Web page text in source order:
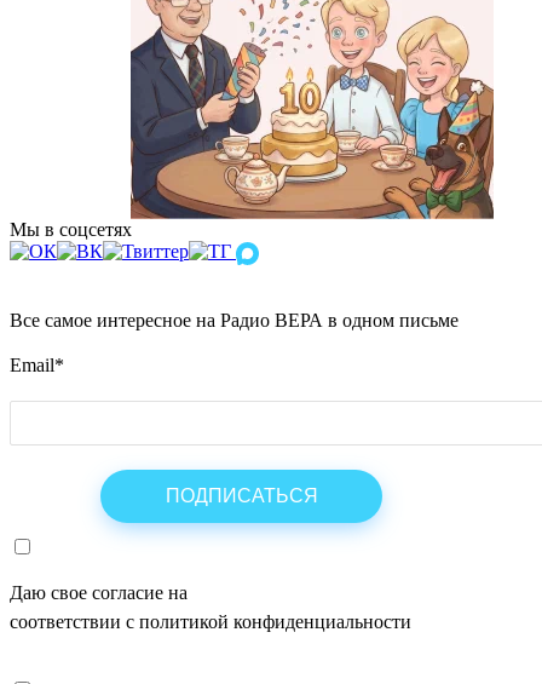
Мы в соцсетях
Все самое интересное на Радио ВЕРА в одном письме
Email*
Даю свое согласие на
соответствии с политикой конфиденциальности